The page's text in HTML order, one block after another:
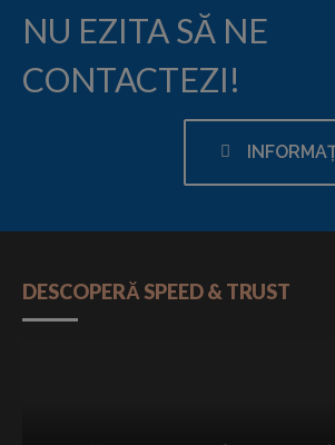
NU EZITA SĂ NE
CONTACTEZI!
DESCOPERĂ SPEED & TRUST